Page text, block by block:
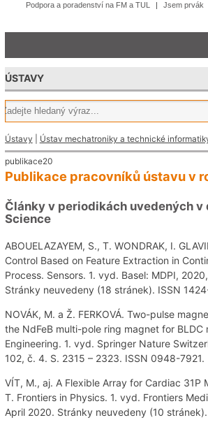
Podpora a poradenství na FM a TUL Jsem prvák
ÚSTAVY
Ústavy Ústav mechatroniky a technické
publikace20
Publikace pracovníků ústavu v
Články v periodikách uvedených v
Science
ABOUELAZAYEM, S., T. WONDRAK, I.
Control Based on Feature Extraction in
Process. Sensors. 1. vyd. Basel: MDPI,
Stránky neuvedeny (18 stránek). ISSN
NOVÁK, M. a Ž. FERKOVÁ. Two-pulse
the NdFeB multi-pole ring magnet for BLDC
Engineering. 1. vyd. Springer Nature
102, č. 4. S. 2315 – 2323. ISSN 0948-7921.
VÍT, M., aj. A Flexible Array for Cardiac 31P
T. Frontiers in Physics. 1. vyd. Frontiers
April 2020. Stránky neuvedeny (10